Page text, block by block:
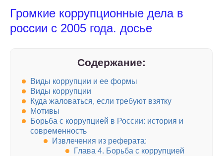
Громкие коррупционные дела в
россии с 2005 года. досье
Содержание:
Виды коррупции и ее формы
Виды коррупции
Куда жаловаться, если требуют взятку
Мотивы
Борьба с коррупцией в России: история и
современность
Извлечения из реферата:
Глава 4. Борьба с коррупцией